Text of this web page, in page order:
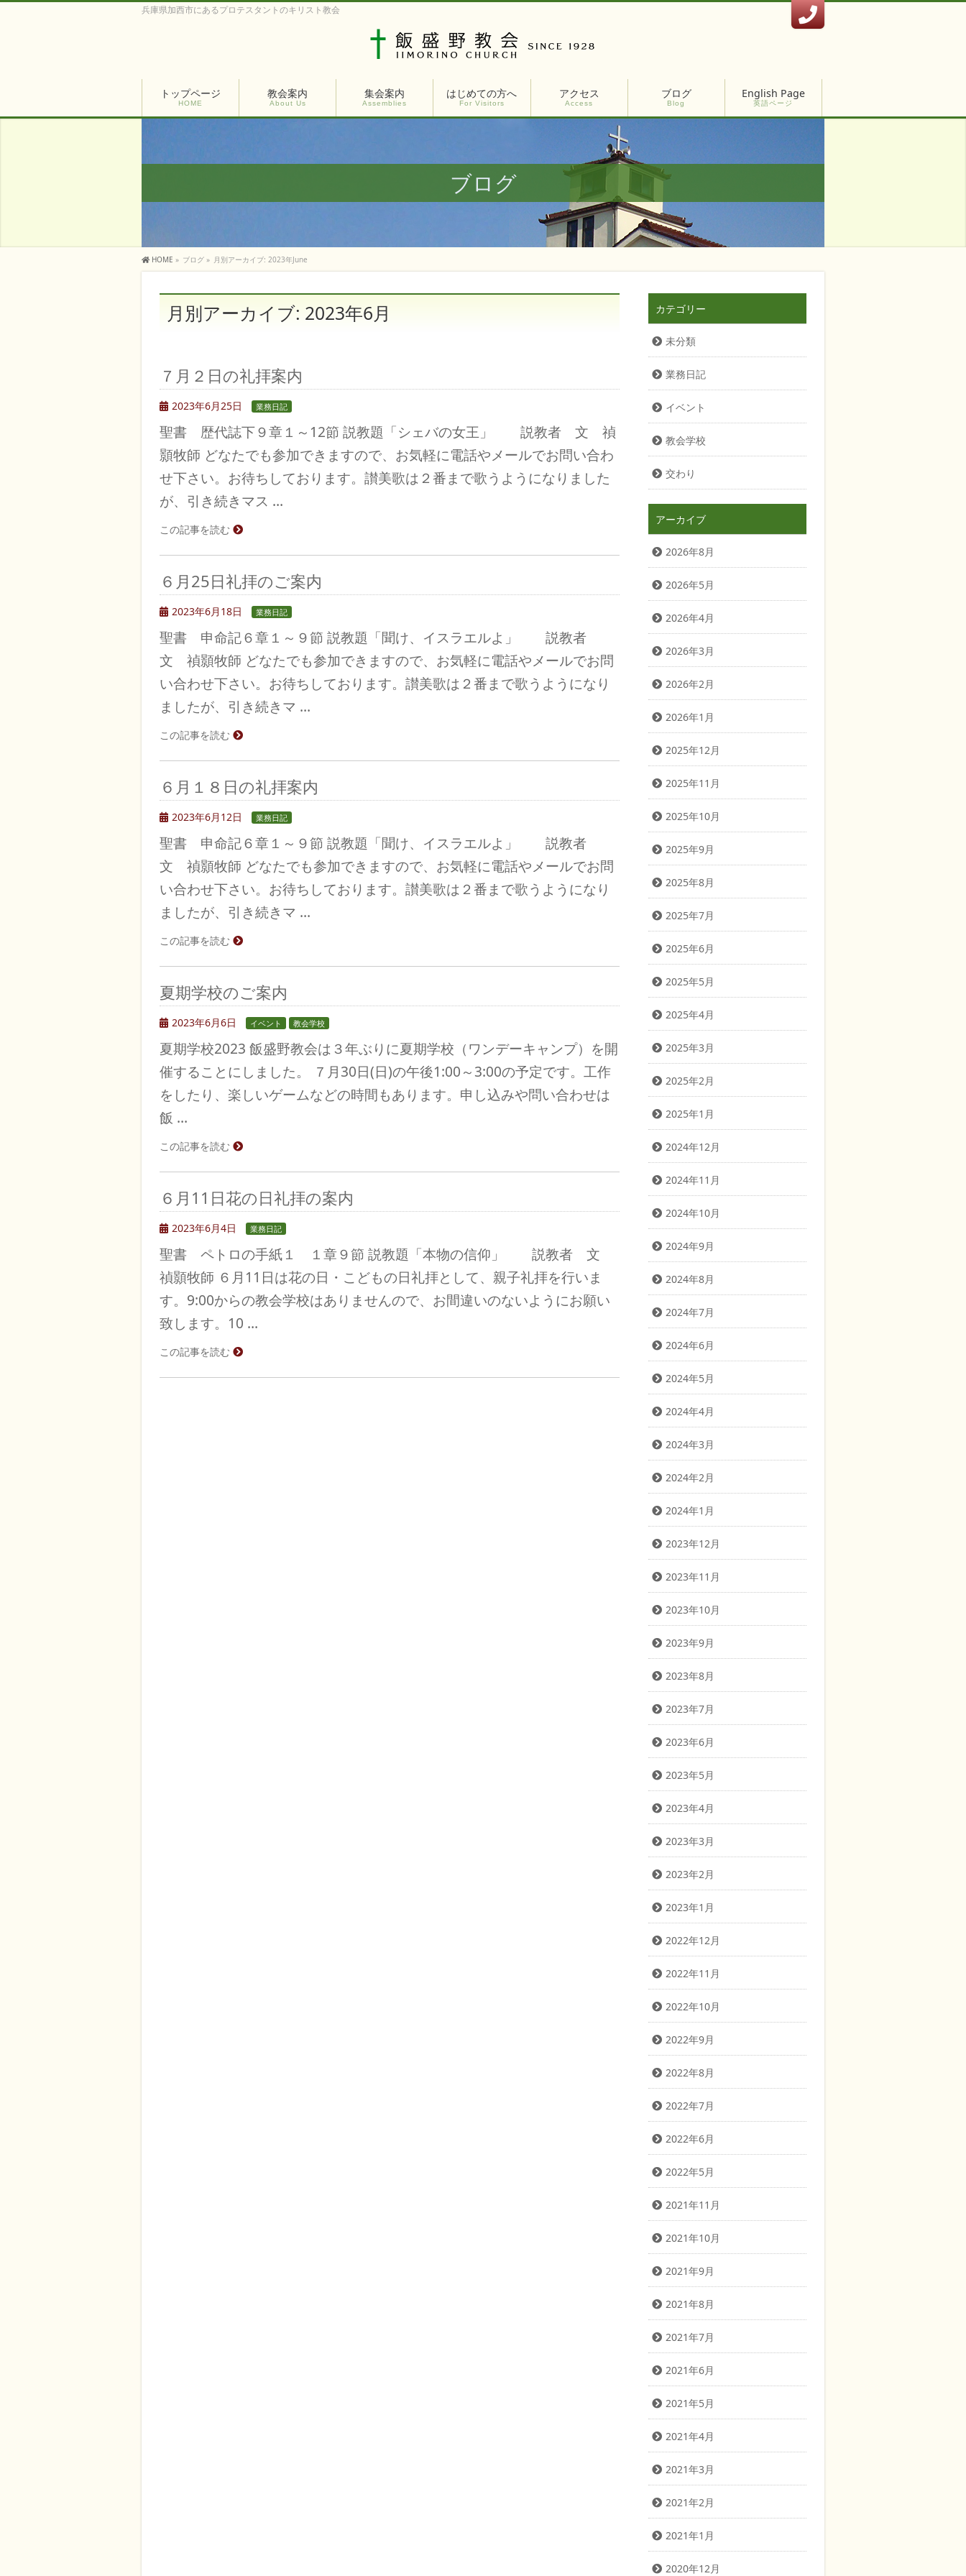
兵庫県加西市にあるプロテスタントのキリスト教会
トップページ
HOME
教会案内
About Us
集会案内
Assemblies
はじめての方へ
For Visitors
アクセス
Access
ブログ
Blog
English Page
英語ページ
ブログ
HOME » ブログ » 月別アーカイブ: 2023年June
月別アーカイブ: 2023年6月
７月２日の礼拝案内
2023年6月25日 業務日記
聖書 歴代誌下９章１～12節 説教題「シェバの女王」 説教者 文 禎
顥牧師 どなたでも参加できますので、お気軽に電話やメールでお問い合わ
せ下さい。お待ちしております。讃美歌は２番まで歌うようになりました
が、引き続きマス …
この記事を読む
６月25日礼拝のご案内
2023年6月18日 業務日記
聖書 申命記６章１～９節 説教題「聞け、イスラエルよ」 説教者
文 禎顥牧師 どなたでも参加できますので、お気軽に電話やメールでお問
い合わせ下さい。お待ちしております。讃美歌は２番まで歌うようになり
ましたが、引き続きマ …
この記事を読む
６月１８日の礼拝案内
2023年6月12日 業務日記
聖書 申命記６章１～９節 説教題「聞け、イスラエルよ」 説教者
文 禎顥牧師 どなたでも参加できますので、お気軽に電話やメールでお問
い合わせ下さい。お待ちしております。讃美歌は２番まで歌うようになり
ましたが、引き続きマ …
この記事を読む
夏期学校のご案内
2023年6月6日 イベント 教会学校
夏期学校2023 飯盛野教会は３年ぶりに夏期学校（ワンデーキャンプ）を開
催することにしました。 ７月30日(日)の午後1:00～3:00の予定です。工作
をしたり、楽しいゲームなどの時間もあります。申し込みや問い合わせは
飯 …
この記事を読む
６月11日花の日礼拝の案内
2023年6月4日 業務日記
聖書 ペトロの手紙１ １章９節 説教題「本物の信仰」 説教者 文
禎顥牧師 ６月11日は花の日・こどもの日礼拝として、親子礼拝を行いま
す。9:00からの教会学校はありませんので、お間違いのないようにお願い
致します。10 …
この記事を読む
カテゴリー
未分類
業務日記
イベント
教会学校
交わり
アーカイブ
2026年8月
2026年5月
2026年4月
2026年3月
2026年2月
2026年1月
2025年12月
2025年11月
2025年10月
2025年9月
2025年8月
2025年7月
2025年6月
2025年5月
2025年4月
2025年3月
2025年2月
2025年1月
2024年12月
2024年11月
2024年10月
2024年9月
2024年8月
2024年7月
2024年6月
2024年5月
2024年4月
2024年3月
2024年2月
2024年1月
2023年12月
2023年11月
2023年10月
2023年9月
2023年8月
2023年7月
2023年6月
2023年5月
2023年4月
2023年3月
2023年2月
2023年1月
2022年12月
2022年11月
2022年10月
2022年9月
2022年8月
2022年7月
2022年6月
2022年5月
2021年11月
2021年10月
2021年9月
2021年8月
2021年7月
2021年6月
2021年5月
2021年4月
2021年3月
2021年2月
2021年1月
2020年12月